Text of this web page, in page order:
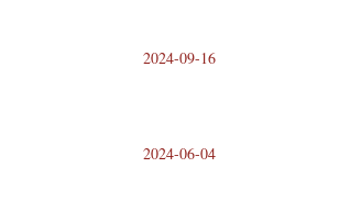
2024-09-16
2024-06-04